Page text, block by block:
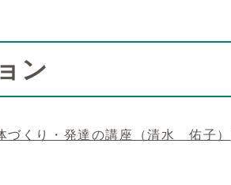
ン
づくり・発達の講座（清水 佑子）